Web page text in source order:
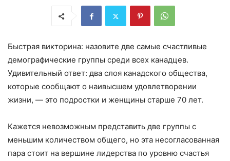
Быстрая викторина: назовите две самые счастливые
демографические группы среди всех канадцев.
Удивительный ответ: два слоя канадского общества,
которые сообщают о наивысшем удовлетворении
жизни, — это подростки и женщины старше 70 лет.
Кажется невозможным представить две группы с
меньшим количеством общего, но эта несогласованная
пара стоит на вершине лидерства по уровню счастья